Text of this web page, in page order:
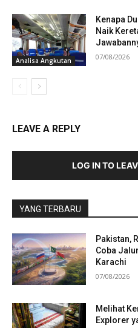
Analisa Angkutan
Kenapa
Naik
07/08/2026
LEAVE A REPLY
LOG IN TO
YANG TERBARU
Pakistan,
Coba
Karachi
07/08/2026
Melihat
Explorer